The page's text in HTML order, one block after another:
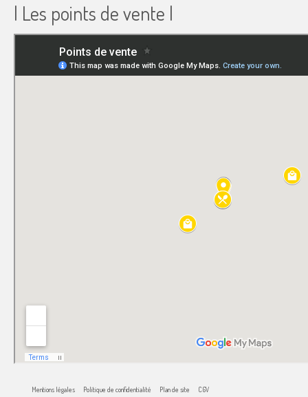
| Les points de vente |
Mentions légales Politique de confidentialité Plan de site CGV